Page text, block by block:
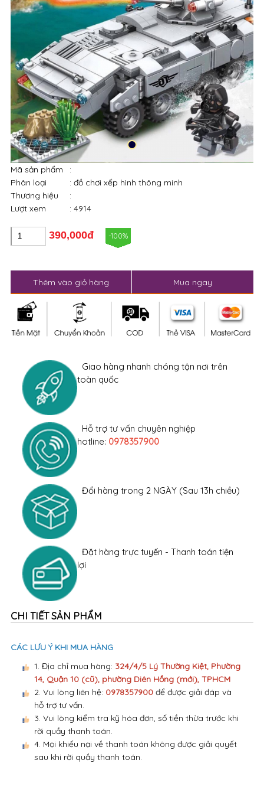
Mã sản phẩm
:
Phân loại
: đồ chơi xếp hình thông minh
Thương hiệu
:
Lượt xem
: 4914
390,000đ -100%
Thêm vào giỏ hàng Mua ngay
Giao hàng nhanh chóng tận nơi trên
toàn quốc
Hỗ trợ tư vấn chuyên nghiệp
hotline: 0978357900
Đổi hàng trong 2 NGÀY (Sau 13h chiều)
Đặt hàng trực tuyến - Thanh toán tiện
lợi
CHI TIẾT SẢN PHẨM
CÁC LƯU Ý KHI MUA HÀNG
1. Địa chỉ mua hàng: 324/4/5 Lý Thường Kiệt, Phường
14, Quận 10 (cũ), phường Diên Hồng (mới), TPHCM
2. Vui lòng liên hệ: 0978357900để được giải đáp và
hỗ trợ tư vấn.
3. Vui lòng kiểm tra kỹ hóa đơn, số tiền thừa trước khi
rời quầy thanh toán.
4. Mọi khiếu nại về thanh toán không được giải quyết
sau khi rời quầy thanh toán.